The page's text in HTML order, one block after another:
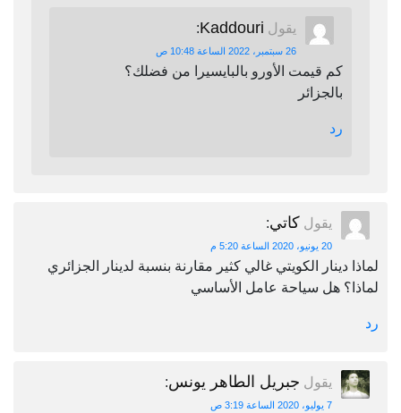
يقول Kaddouri
:
26 سبتمبر، 2022 الساعة 10:48 ص
كم قيمت الأورو بالبايسيرا من فضلك؟
بالجزائر
رد
يقول كاتي:
20 يونيو، 2020 الساعة 5:20 م
لماذا دينار الكويتي غالي كثير مقارنة بنسبة لدينار الجزائري
لماذا؟ هل سياحة عامل الأساسي
رد
يقول جبريل الطاهر يونس:
7 يوليو، 2020 الساعة 3:19 ص